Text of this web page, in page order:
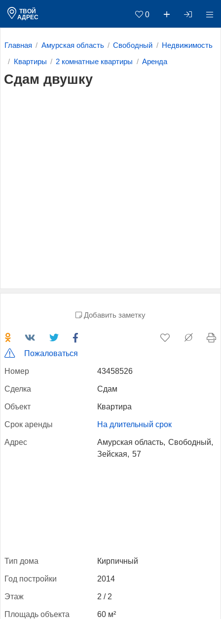
ТВОЙ
АДРЕС
0
Главная Амурская область Свободный Недвижимость
Квартиры 2 комнатные квартиры Аренда
Сдам двушку
Добавить заметку
Пожаловаться
Но­мер 43458526
Сдел­ка Сдам
Объ­ект Квартира
Срок арен­ды На длительный срок
Ад­рес Амурская область, Свободный,
Зейская, 57
Тип до­ма Кирпичный
Год пос­трой­ки 2014
Этаж 2 / 2
Пло­щадь объ­ек­та 60 м²